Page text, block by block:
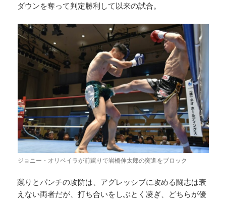
ダウンを奪って判定勝利して以来の試合。
ジョニー・オリベイラが前蹴りで岩橋伸太郎の突進をブロック
蹴りとパンチの攻防は、アグレッシブに攻める闘志は衰
えない両者だが、打ち合いをしぶとく凌ぎ、どちらが優